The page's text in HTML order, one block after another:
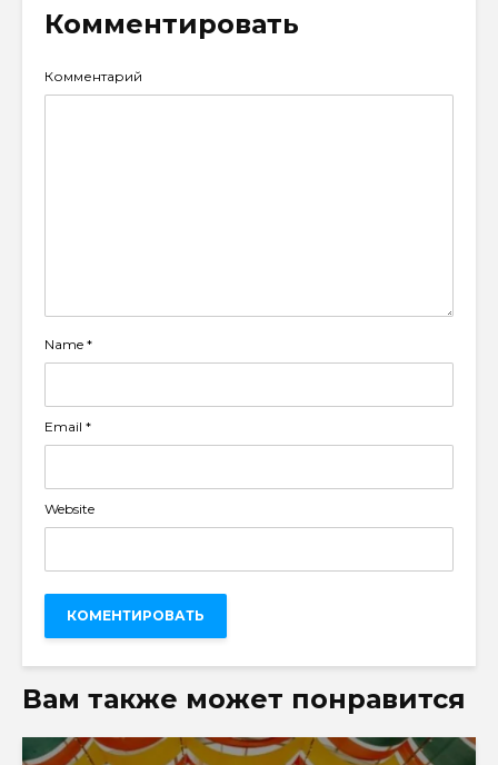
Комментировать
Комментарий
Name *
Email *
Website
Вам также может понравится